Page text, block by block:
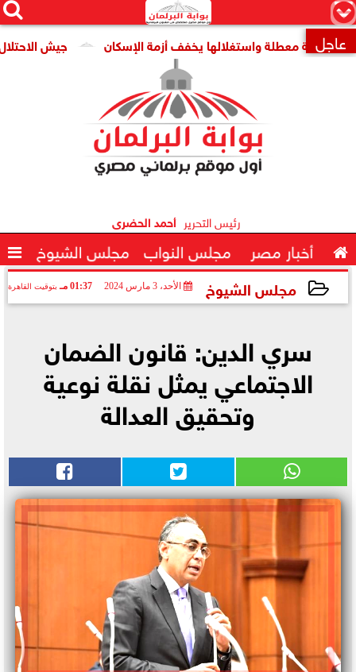
×


 عاجل جيش الاحتلال: مقتل جنديين معطلة واستغلالها يخفف أزمة الإسكان
رئيس التحرير أحمد الحضرى
 أخبار مصر مجلس النواب مجلس الشيوخ 
مجلس الشيوخ الأحد، 3 مارس 2024 01:37 مـ بتوقيت القاهرة
سري الدين: قانون الضمان
الاجتماعي يمثل نقلة نوعية
وتحقيق العدالة